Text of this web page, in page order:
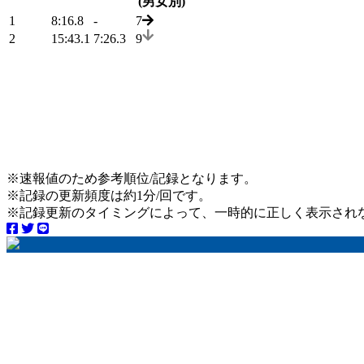
1
8:16.8 -
7
2
15:43.1 7:26.3 9
※速報値のため参考順位/記録となります。
※記録の更新頻度は約1分/回です。
※記録更新のタイミングによって、一時的に正しく表示され